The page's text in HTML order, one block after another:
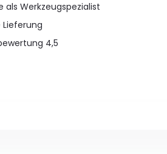
als Werkzeugspezialist
Lieferung
4,5